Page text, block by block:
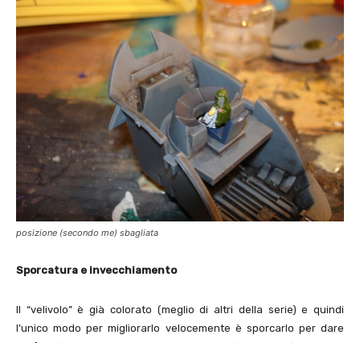
posizione (secondo me) sbagliata
Sporcatura e invecchiamento
Il “velivolo” è già colorato (meglio di altri della serie) e quindi
l’unico modo per migliorarlo velocemente è sporcarlo per dare